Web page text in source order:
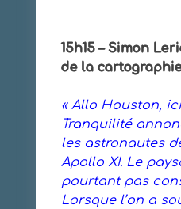
15h15 – Simon
de la
« Allo Houston,
Tranquilité
les astronautes
Apollo XI. Le
pourtant pas
Lorsque l’on a